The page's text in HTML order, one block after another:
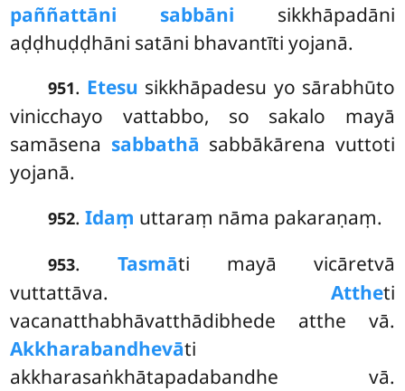
paññattāni sabbāni sikkhāpadāni
aḍḍhuḍḍhāni satāni bhavantīti yojanā.
951. Etesu sikkhāpadesu yo sārabhūto
vinicchayo vattabbo, so sakalo mayā
samāsena sabbathā sabbākārena vuttoti
yojanā.
952.Idaṃ uttaraṃ nāma pakaraṇaṃ.
953. Tasmāti mayā vicāretvā
vuttattāva. Attheti
vacanatthabhāvatthādibhede atthe vā.
Akkharabandhevāti
akkharasaṅkhātapadabandhe vā.